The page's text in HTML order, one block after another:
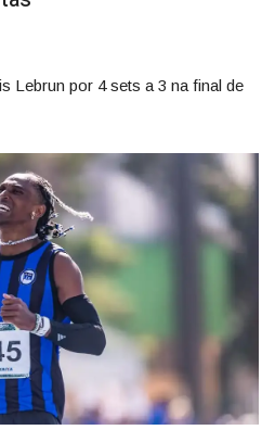
Lebrun por 4 sets a 3 na final de